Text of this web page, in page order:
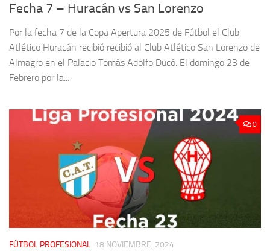
Fecha 7 – Huracán vs San Lorenzo
Por la fecha 7 de la Copa Apertura 2025 de Fútbol el Club
Atlético Huracán recibió recibió al Club Atlético San Lorenzo de
Almagro en el Palacio Tomás Adolfo Ducó. El domingo 23 de
Febrero por la...
0
FÚTBOL PROFESIONAL 18 NOVIEMBRE, 2024